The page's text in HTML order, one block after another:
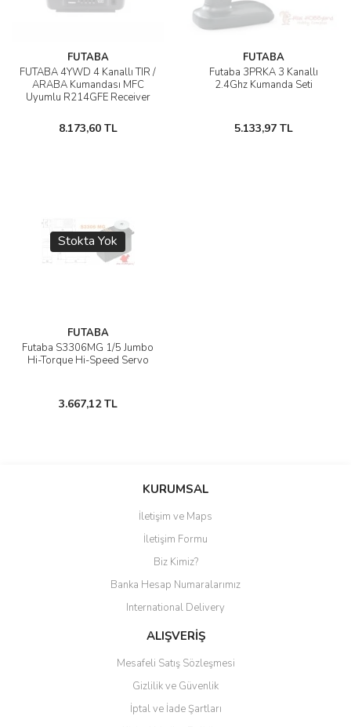
FUTABA
FUTABA 4YWD 4 Kanallı TIR /
ARABA Kumandası MFC
Uyumlu R214GFE Receiver
8.173,60 TL
FUTABA
Futaba 3PRKA 3 Kanallı
2.4Ghz Kumanda Seti
5.133,97 TL
Stokta Yok
FUTABA
Futaba S3306MG 1/5 Jumbo
Hi-Torque Hi-Speed Servo
3.667,12 TL
KURUMSAL
İletişim ve Maps
İletişim Formu
Biz Kimiz?
Banka Hesap Numaralarımız
International Delivery
ALIŞVERİŞ
Mesafeli Satış Sözleşmesi
Gizlilik ve Güvenlik
İptal ve İade Şartları
YÜZEY KAPLAMA MALZEMELERİ
ELEKTRONİK EKİPMAN ve YEDEK
PARÇALAR
TEKNİK KİTAP ve KATALOGLAR